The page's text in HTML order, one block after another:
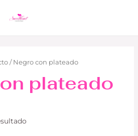
/ Negro con plateado
plateado